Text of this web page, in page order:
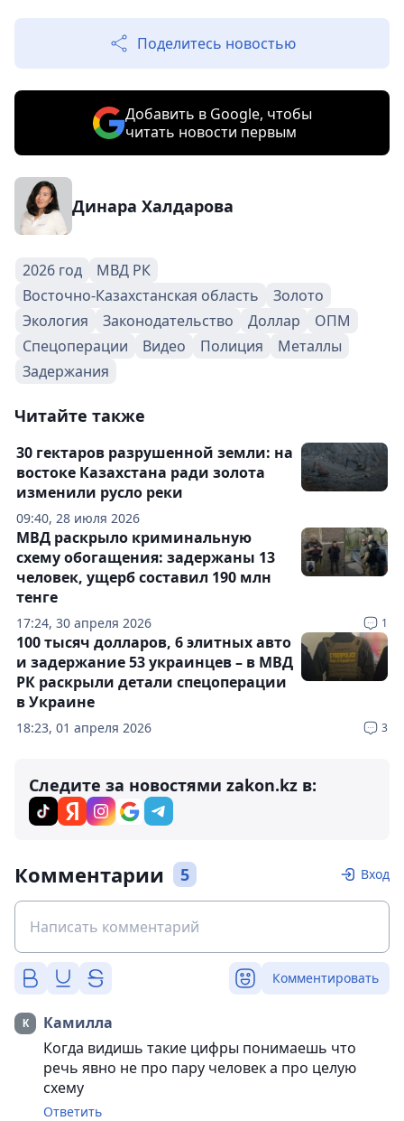
Поделитесь новостью
Добавить в Google, чтобы
читать новости первым
Динара Халдарова
2026 год
МВД РК
Восточно-Казахстанская область
Золото
Экология
Законодательство Доллар
ОПМ
Спецоперации
Видео Полиция
Металлы
Задержания
Читайте также
09:40, 28 июля 2026
30 гектаров разрушенной земли: на
востоке Казахстана ради золота
изменили русло реки
17:24, 30 апреля 2026 1
МВД раскрыло криминальную
схему обогащения: задержаны 13
человек, ущерб составил 190 млн
тенге
18:23, 01 апреля 2026 3
100 тысяч долларов, 6 элитных авто
и задержание 53 украинцев – в МВД
РК раскрыли детали спецоперации
в Украине
Следите за новостями zakon.kz в:
Комментарии 5 Вход
Комментировать
Камилла
Когда видишь такие цифры понимаешь что
речь явно не про пару человек а про целую
схему
Ответить